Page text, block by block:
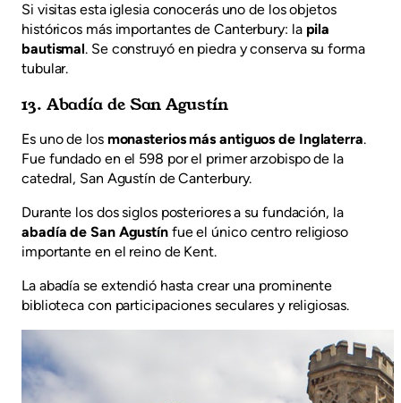
Si visitas esta iglesia conocerás uno de los objetos
históricos más importantes de Canterbury: la pila
bautismal. Se construyó en piedra y conserva su forma
tubular.
13. Abadía de San Agustín
Es uno de los monasterios más antiguos de Inglaterra.
Fue fundado en el 598 por el primer arzobispo de la
catedral, San Agustín de Canterbury.
Durante los dos siglos posteriores a su fundación, la
abadía de San Agustínfue el único centro religioso
importante en el reino de Kent.
La abadía se extendió hasta crear una prominente
biblioteca con participaciones seculares y religiosas.